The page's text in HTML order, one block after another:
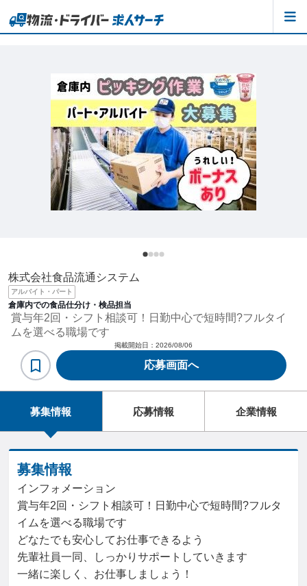
株式会社食品流通システム
アルバイト・パート
倉庫内での食品仕分け・検品担当
賞与年2回・シフト相談可！日勤中心で短時間?フルタイ
ムを選べる職場です
掲載開始日： 2026/08/06
応募画面へ
募集情報 応募情報 企業情報
募集情報
インフォメーション
賞与年2回・シフト相談可！日勤中心で短時間?フルタ
イムを選べる職場です
どなたでも安心してお仕事できるよう
先輩社員一同、しっかりサポートしていきます
一緒に楽しく、お仕事しましょう！